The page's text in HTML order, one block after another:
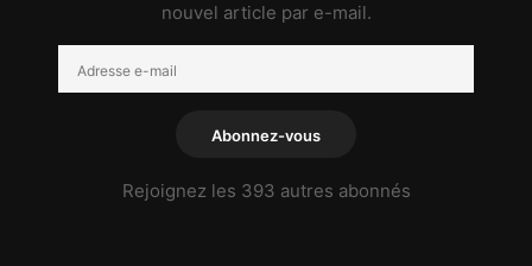
nouvel article par e-mail.
e-
Abonnez-vous
Rejoignez les 393 autres abonnés